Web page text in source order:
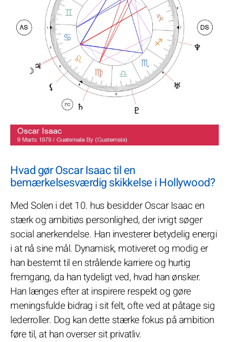
Hvad gør Oscar Isaac til en
bemærkelsesværdig skikkelse i Hollywood?
Med Solen i det 10. hus besidder Oscar Isaac en
stærk og ambitiøs personlighed, der ivrigt søger
social anerkendelse. Han investerer betydelig energi
i at nå sine mål. Dynamisk, motiveret og modig er
han bestemt til en strålende karriere og hurtig
fremgang, da han tydeligt ved, hvad han ønsker.
Han længes efter at inspirere respekt og gøre
meningsfulde bidrag i sit felt, ofte ved at påtage sig
lederroller. Dog kan dette stærke fokus på ambition
føre til, at han overser sit privatliv.